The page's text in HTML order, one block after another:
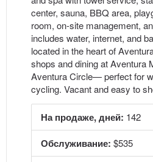
center, sauna, BBQ area,
room, on-site management,
includes water, internet, and
located in the heart of
shops and dining at Aventura
Aventura Circle— perfect for
cycling. Vacant and easy to
На продаже, дней: 142
Обслуживание: $535